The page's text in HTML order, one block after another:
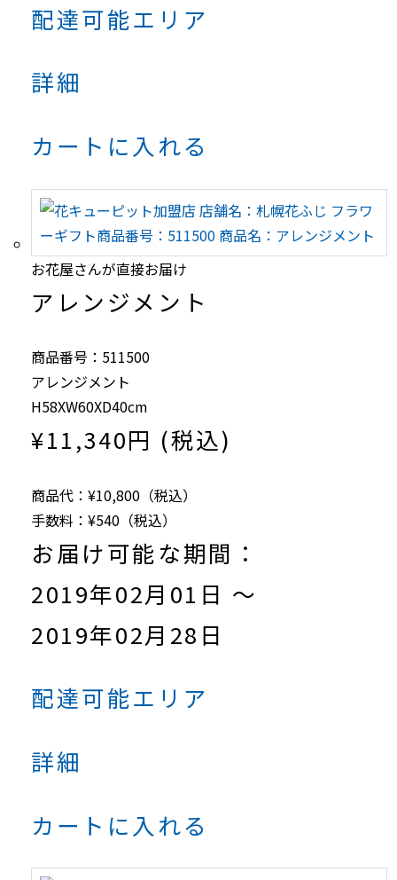
配達可能エリア
詳細
カートに入れる
お花屋さんが直接お届け
アレンジメント
商品番号：511500
アレンジメント
H58XW60XD40cm
¥11,340円 (税込)
商品代：¥10,800（税込）
手数料：¥540（税込）
お届け可能な期間：
2019年02月01日 ～
2019年02月28日
配達可能エリア
詳細
カートに入れる